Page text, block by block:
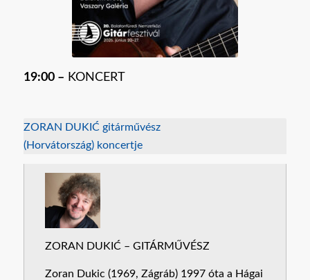
19:00 – KONCERT
ZORAN DUKIĆ gitárművész
(Horvátország) koncertje
ZORAN DUKIĆ – GITÁRMŰVÉSZ
Zoran Dukic (1969, Zágráb) 1997 óta a Hágai